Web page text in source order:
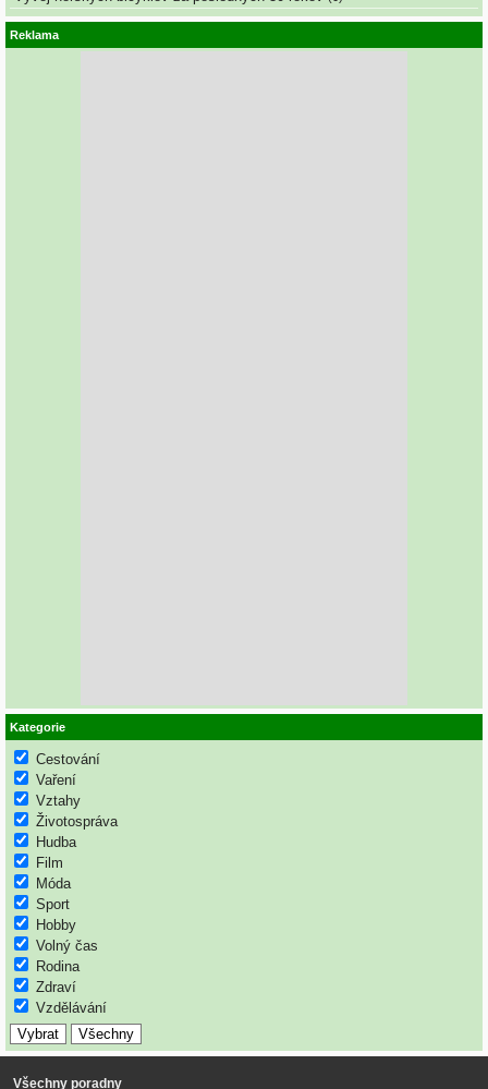
Reklama
Kategorie
Cestování
Vaření
Vztahy
Životospráva
Hudba
Film
Móda
Sport
Hobby
Volný čas
Rodina
Zdraví
Vzdělávání
Všechny poradny